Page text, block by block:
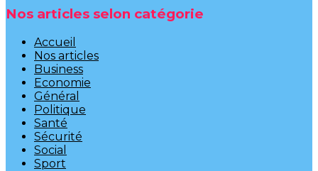
Nos articles selon catégorie
Accueil
Nos articles
Business
Economie
Général
Politique
Santé
Sécurité
Social
Sport